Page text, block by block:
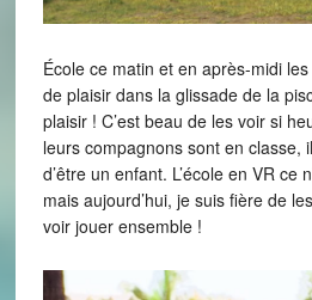
École ce matin et en après-midi
de plaisir dans la glissade de la
plaisir ! C’est beau de les voir si
leurs compagnons sont en classe,
d’être un enfant. L’école en VR ce
mais aujourd’hui, je suis fière de
voir jouer ensemble !